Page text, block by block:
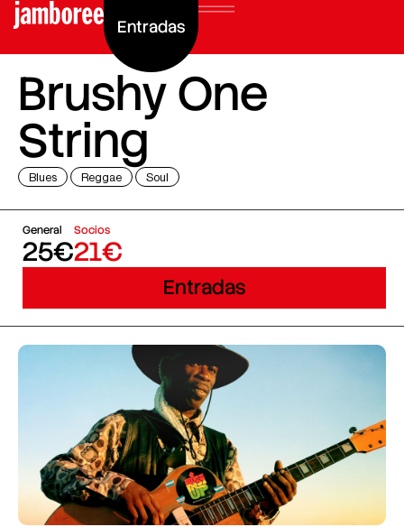
Entradas
Brushy One
String
Blues Reggae Soul
General
25€
Socios
21€
Entradas